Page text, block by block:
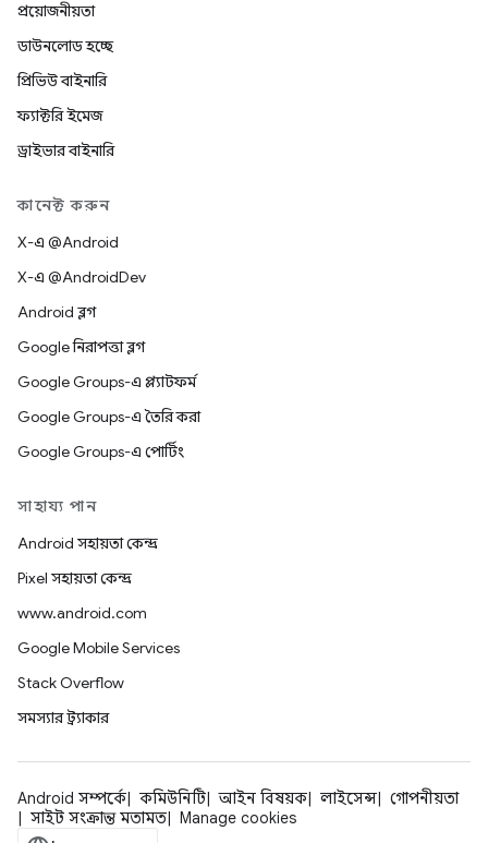
প্রয়োজনীয়তা
ডাউনলোড হচ্ছে
প্রিভিউ বাইনারি
ফ্যাক্টরি ইমেজ
ড্রাইভার বাইনারি
কানেক্ট করুন
X-এ @Android
X-এ @AndroidDev
Android ব্লগ
Google নিরাপত্তা ব্লগ
Google Groups-এ প্ল্যাটফর্ম
Google Groups-এ তৈরি করা
Google Groups-এ পোর্টিং
সাহায্য পান
Android সহায়তা কেন্দ্র
Pixel সহায়তা কেন্দ্র
www.android.com
Google Mobile Services
Stack Overflow
সমস্যার ট্র্যাকার
Android সম্পর্কে কমিউনিটি আইন বিষয়ক লাইসেন্স
গোপনীয়তা
সাইট সংক্রান্ত মতামত
Manage cookies